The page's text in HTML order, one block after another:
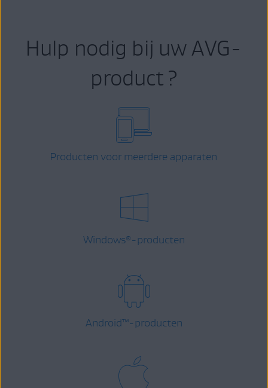
Hulp nodig bij uw AVG-
product ?
Producten voor meerdere apparaten
Windows® -producten
Android™-producten